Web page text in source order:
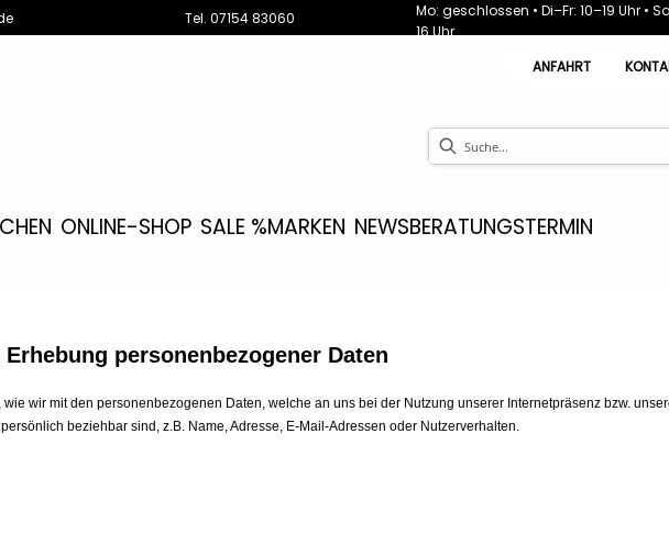
Tel. 07154 83060
Mo: geschlossen • Di–Fr: 10–19 Uhr •
16 Uhr
ANFAHRT
ONLINE-SHOP SALE %MARKEN NEWSBERATUNGSTERMIN
personenbezogener Daten
wir mit den personenbezogenen Daten, welche an uns bei der Nutzung unserer Internetpräsenz bzw.
beziehbar sind, z.B. Name, Adresse, E-Mail-Adressen oder Nutzerverhalten.